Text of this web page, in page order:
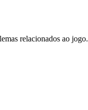
relacionados ao jogo.